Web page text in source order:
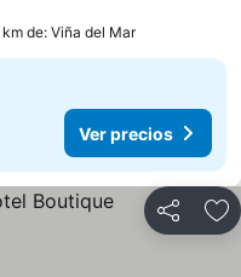
de: Viña del Mar
Ver precios
Compartir